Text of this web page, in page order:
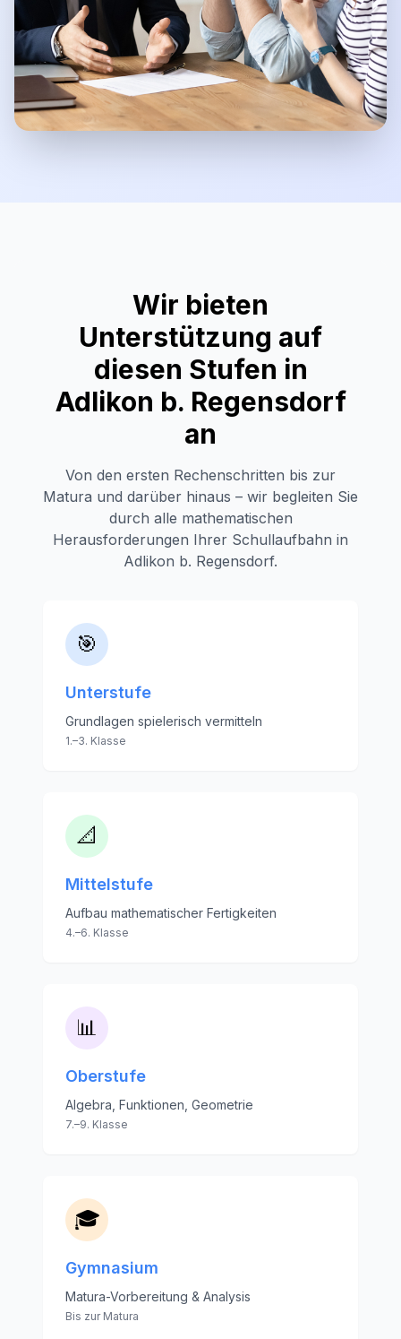
Wir bieten
Unterstützung auf
diesen Stufen in
Adlikon b. Regensdorf
an
Von den ersten Rechenschritten bis zur
Matura und darüber hinaus – wir begleiten Sie
durch alle mathematischen
Herausforderungen Ihrer Schullaufbahn in
Adlikon b. Regensdorf.
🎯
Unterstufe
Grundlagen spielerisch vermitteln
1.–3. Klasse
📐
Mittelstufe
Aufbau mathematischer Fertigkeiten
4.–6. Klasse
📊
Oberstufe
Algebra, Funktionen, Geometrie
7.–9. Klasse
🎓
Gymnasium
Matura-Vorbereitung & Analysis
Bis zur Matura